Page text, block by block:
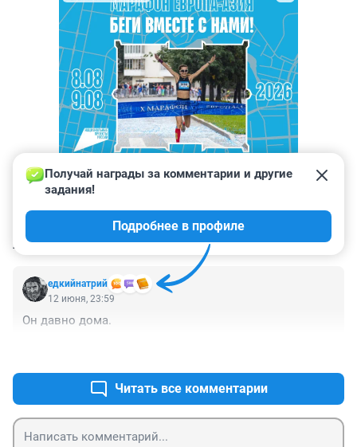
КОММЕНТАРИИ 2
едкийнатрий
Получай награды за комментарии и другие
задания!
Подробнее в профиле
12 июня, 23:59
Он давно дома.
Читать все комментарии